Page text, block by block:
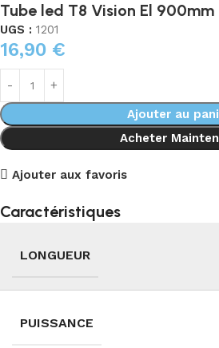
Tube led T8 Vision El
UGS : 1201
16,90 €
Ajouter au
Acheter
Ajouter aux favoris
Caractéristiques
LONGUEUR
PUISSANCE